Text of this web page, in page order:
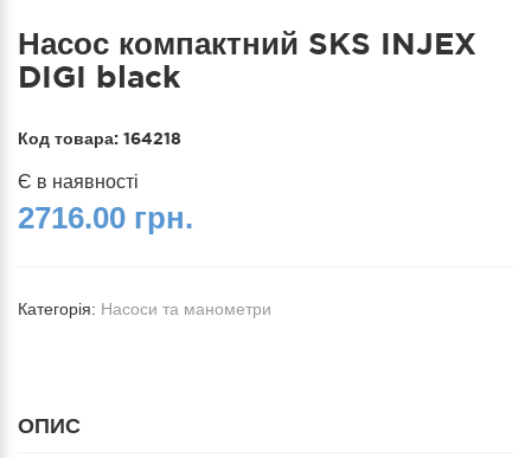
Насос компактний SKS INJEX
DIGI black
Код товара: 164218
Є в наявності
2716.00 грн.
Категорія: Насоси та манометри
ОПИС